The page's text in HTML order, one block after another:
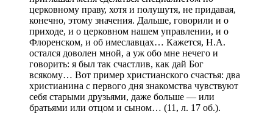
церковному праву, хотя и полушутя, не придавая,
конечно, этому значения. Дальше, говорили и о
приходе, и о церковном нашем управлении, и о
Флоренском, и об имеславцах… Кажется, Н.А.
остался доволен мной, а уж обо мне нечего и
говорить: я был так счастлив, как дай Бог
всякому… Вот пример христианского счастья: два
христианина с первого дня знакомства чувствуют
себя старыми друзьями, даже больше — или
братьями или отцом и сыном… (11, л. 17 об.).